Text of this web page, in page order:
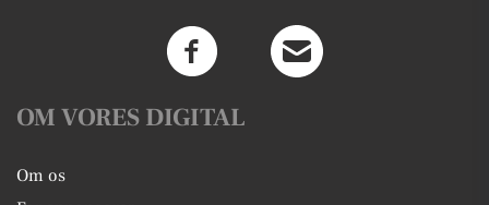
OM VORES DIGITAL
Om os